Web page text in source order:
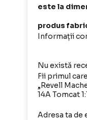
este la
produs
Informații
Nu există
Fii primul
„Revell
14A Tomcat
Adresa ta de